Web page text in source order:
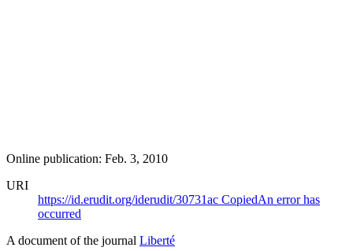
Online publication: Feb. 3, 2010
URI
https://id.erudit.org/iderudit/30731ac CopiedAn error has
occurred
A document of the journal Liberté